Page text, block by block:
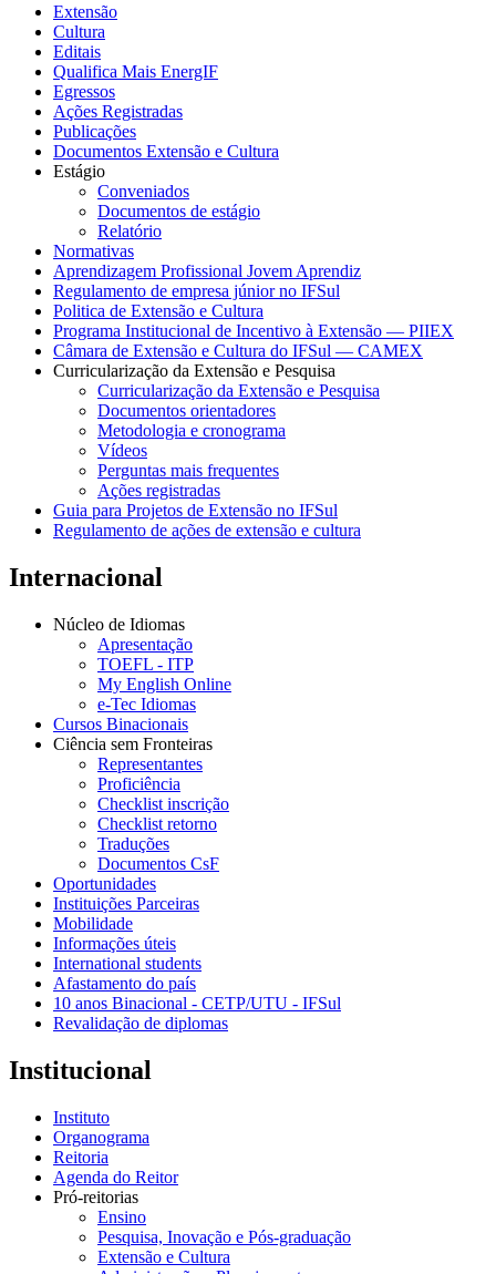
Extensão
Cultura
Editais
Qualifica Mais EnergIF
Egressos
Ações Registradas
Publicações
Documentos Extensão e Cultura
Estágio
Conveniados
Documentos de estágio
Relatório
Normativas
Aprendizagem Profissional Jovem Aprendiz
Regulamento de empresa júnior no IFSul
Politica de Extensão e Cultura
Programa Institucional de Incentivo à Extensão — PIIEX
Câmara de Extensão e Cultura do IFSul — CAMEX
Curricularização da Extensão e Pesquisa
Curricularização da Extensão e Pesquisa
Documentos orientadores
Metodologia e cronograma
Vídeos
Perguntas mais frequentes
Ações registradas
Guia para Projetos de Extensão no IFSul
Regulamento de ações de extensão e cultura
Internacional
Núcleo de Idiomas
Apresentação
TOEFL - ITP
My English Online
e-Tec Idiomas
Cursos Binacionais
Ciência sem Fronteiras
Representantes
Proficiência
Checklist inscrição
Checklist retorno
Traduções
Documentos CsF
Oportunidades
Instituições Parceiras
Mobilidade
Informações úteis
International students
Afastamento do país
10 anos Binacional - CETP/UTU - IFSul
Revalidação de diplomas
Institucional
Instituto
Organograma
Reitoria
Agenda do Reitor
Pró-reitorias
Ensino
Pesquisa, Inovação e Pós-graduação
Extensão e Cultura